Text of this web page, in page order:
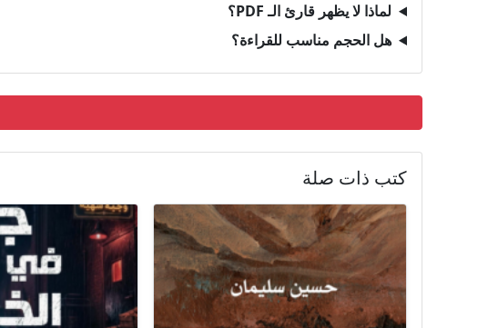
لماذا لا يظهر قارئ الـ PDF؟
هل الحجم مناسب للقراءة؟
كتب ذات صلة